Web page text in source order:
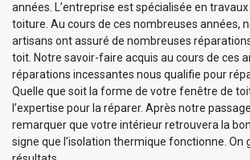
années. L’entreprise est spécialisée en
toiture. Au cours de ces nombreuses années,
artisans ont assuré de nombreuses
toit. Notre savoir-faire acquis au cours de ces
réparations incessantes nous qualifie pour
Quelle que soit la forme de votre fenêtre de
l’expertise pour la réparer. Après notre
remarquer que votre intérieur retrouvera la
signe que l’isolation thermique fonctionne. On